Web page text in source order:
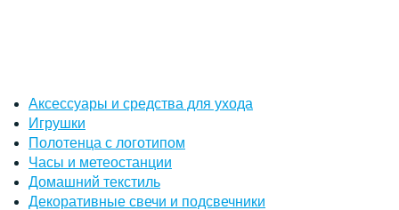
Аксессуары и средства для ухода
Игрушки
Полотенца с логотипом
Часы и метеостанции
Домашний текстиль
Декоративные свечи и подсвечники